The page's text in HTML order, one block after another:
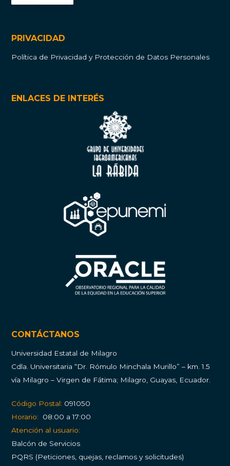
PRIVACIDAD
Política de Privacidad y Protección de Datos Personales
ENLACES DE INTERÉS
CONTÁCTANOS
Universidad Estatal de Milagro
Cdla. Universitaria “Dr. Rómulo Minchala Murillo” – km. 1.5
vía Milagro – Virgen de Fátima; Milagro, Guayas, Ecuador.
Código Postal: 091050
Horario:
08:00 a 17:00
Atención al usuario:
Balcón de Servicios
PQRS (Peticiones, quejas, reclamos y solicitudes)